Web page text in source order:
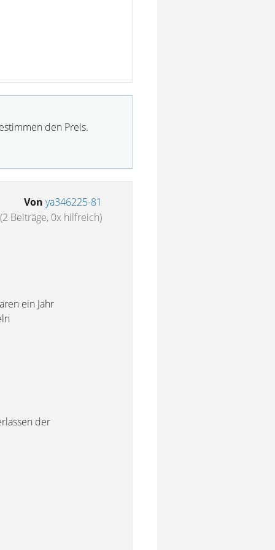
den Preis.
Von ya346225-81
(2 Beiträge, 0x hilfreich)
ein Jahr
der